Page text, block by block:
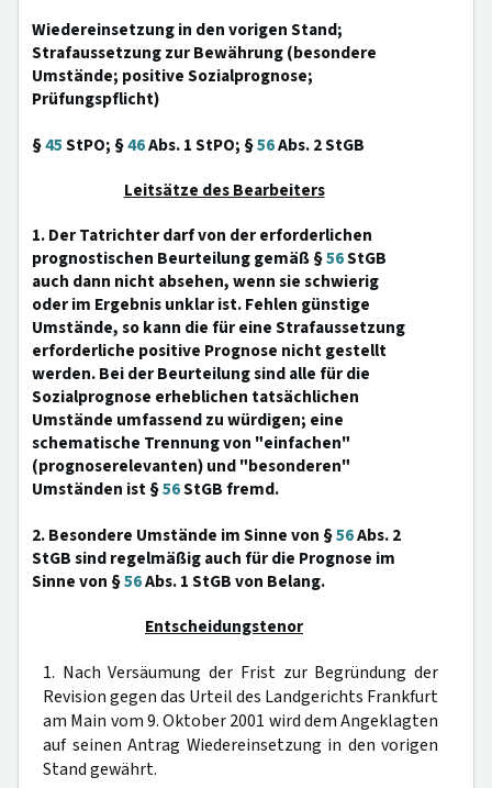
Wiedereinsetzung in den vorigen Stand;
Strafaussetzung zur Bewährung (besondere
Umstände; positive Sozialprognose;
Prüfungspflicht)
§45StPO; §46Abs. 1 StPO; §56Abs. 2 StGB
Leitsätze des Bearbeiters
1. Der Tatrichter darf von der erforderlichen
prognostischen Beurteilung gemäß §56StGB
auch dann nicht absehen, wenn sie schwierig
oder im Ergebnis unklar ist. Fehlen günstige
Umstände, so kann die für eine Strafaussetzung
erforderliche positive Prognose nicht gestellt
werden. Bei der Beurteilung sind alle für die
Sozialprognose erheblichen tatsächlichen
Umstände umfassend zu würdigen; eine
schematische Trennung von "einfachen"
(prognoserelevanten) und "besonderen"
Umständen ist §56StGB fremd.
2. Besondere Umstände im Sinne von §56Abs. 2
StGB sind regelmäßig auch für die Prognose im
Sinne von §56Abs. 1 StGB von Belang.
Entscheidungstenor
1. Nach Versäumung der Frist zur Begründung der
Revision gegen das Urteil des Landgerichts Frankfurt
am Main vom 9. Oktober 2001 wird dem Angeklagten
auf seinen Antrag Wiedereinsetzung in den vorigen
Stand gewährt.